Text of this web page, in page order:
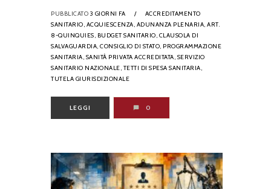
PUBBLICATO 3 GIORNI FA /
ACCREDITAMENTO
SANITARIO, ACQUIESCENZA, ADUNANZA PLENARIA, ART.
8-QUINQUIES, BUDGET SANITARIO, CLAUSOLA DI
SALVAGUARDIA, CONSIGLIO DI STATO, PROGRAMMAZIONE
SANITARIA, SANITÀ PRIVATA ACCREDITATA, SERVIZIO
SANITARIO NAZIONALE, TETTI DI SPESA SANITARIA,
TUTELA GIURISDIZIONALE
LEGGI 0